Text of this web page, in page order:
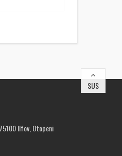
SUS
Ilfov, Otopeni